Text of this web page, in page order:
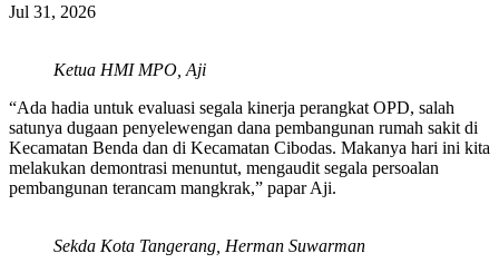
Jul 31, 2026
Ketua HMI MPO, Aji
“Ada hadia untuk evaluasi segala kinerja perangkat OPD, salah
satunya dugaan penyelewengan dana pembangunan rumah sakit di
Kecamatan Benda dan di Kecamatan Cibodas. Makanya hari ini kita
melakukan demontrasi menuntut, mengaudit segala persoalan
pembangunan terancam mangkrak,” papar Aji.
Sekda Kota Tangerang, Herman Suwarman